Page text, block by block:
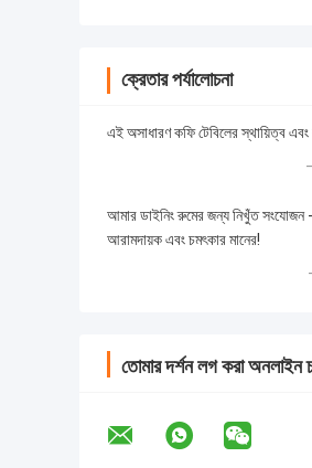
ক্রেতার পর্যালোচনা
এই অসাধারণ কফি টেবিলের স্থায়িত্ব এবং
আমার ডাইনিং রুমের জন্য নিখুঁত সংযোজন -
আরামদায়ক এবং চমৎকার মানের!
তোমার দর্শন লগ করা অনলাইন